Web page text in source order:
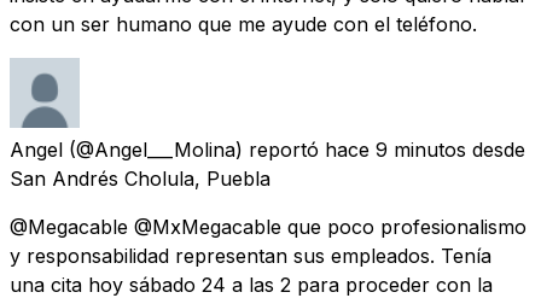
con un ser humano que me ayude con el teléfono.
Angel (@Angel___Molina) reportó hace 9 minutos desde
San Andrés Cholula, Puebla
@Megacable @MxMegacable que poco profesionalismo
y responsabilidad representan sus empleados. Tenía
una cita hoy sábado 24 a las 2 para proceder con la